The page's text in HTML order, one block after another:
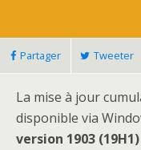
Partager Tweeter
La mise à jour
disponible via
version 1903